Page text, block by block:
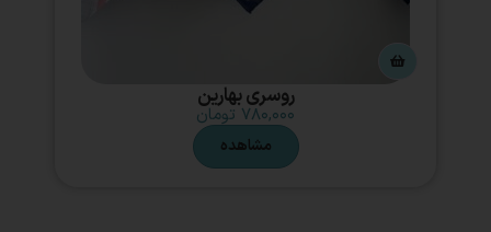
روسری بهارین
۷۸۰,۰۰۰ تومان
مشاهده